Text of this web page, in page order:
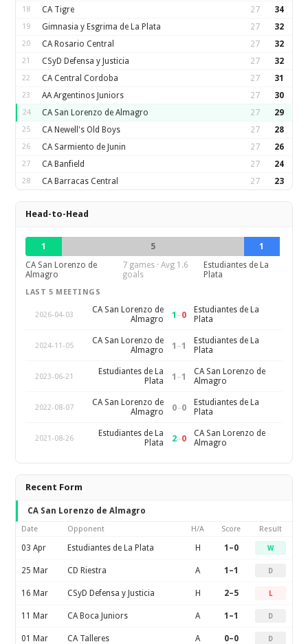
18 CA Tigre 27 34
19 Gimnasia y Esgrima de La Plata 27 32
20 CA Rosario Central 27 32
21 CSyD Defensa y Justicia 27 32
22 CA Central Cordoba 27 31
23 AA Argentinos Juniors 27 30
24 CA San Lorenzo de Almagro 27 29
25 CA Newell's Old Boys 27 28
26 CA Sarmiento de Junin 27 26
27 CA Banfield 27 24
28 CA Barracas Central 27 23
Head-to-Head
1 5
1
CA San Lorenzo de
Almagro
7 games · Avg 1.6
goals
Estudiantes de La
Plata
LAST 5 MEETINGS
2026-04-03
CA San Lorenzo de
Almagro
1 –0
Estudiantes de La
Plata
2024-11-05
CA San Lorenzo de
Almagro
1 –1
Estudiantes de La
Plata
2023-06-21
Estudiantes de La
Plata
1 –1
CA San Lorenzo de
Almagro
2022-08-07
CA San Lorenzo de
Almagro
0–0
Estudiantes de La
Plata
2021-08-26
Estudiantes de La
Plata
2–0
CA San Lorenzo de
Almagro
Recent Form
CA San Lorenzo de Almagro
Date Opponent H/A Score Result
03 Apr Estudiantes de La Plata H 1–0 W
25 Mar CD Riestra A 1–1 D
16 Mar CSyD Defensa y Justicia H 2–5 L
11 Mar CA Boca Juniors A 1–1 D
01 Mar CA Talleres A 0–0 D